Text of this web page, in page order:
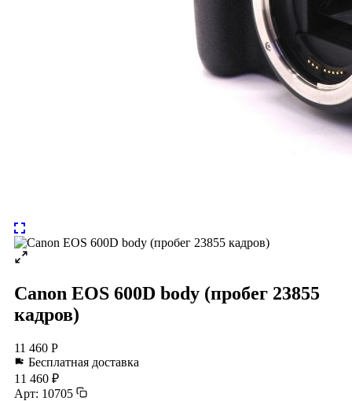
Canon EOS 600D body (пробег 23855
кадров)
11 460 Р
Бесплатная доставка
11 460 ₽
Арт: 10705